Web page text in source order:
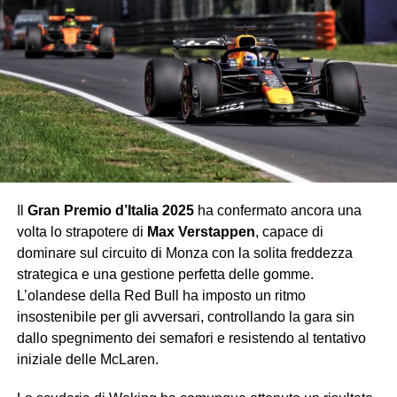
confermandosi una delle sorprese più luminose della
stagione. La sensazione è che il futuro della Formula 1
abbia già preso la residenza a Bologna.
Flop
Ferrari
Ogni anno Monza rappresenta il banco di prova più
atteso. Ogni anno la Ferrari arriva carica di sogni e
Leclerc ha chiuso quarto, vicino al podio ma lontano dalla
vittoria, mentre il weekend nel complesso ha confermato
che la Rossa, pur competitiva, fatica ancora a tenere il
passo di Red Bull e McLaren. I tifosi hanno applaudito,
ma lo hanno fatto più per amore che per reale
soddisfazione.
George Russell
Gran Premio d’Italia 2025ha confermato ancora una
volta lo strapotere di Max Verstappen, capace di
dominare sul circuito di Monza con la solita freddezza
strategica e una gestione perfetta delle gomme.
L’olandese della Red Bull ha imposto un ritmo
insostenibile per gli avversari, controllando la gara sin
dallo spegnimento dei semafori e resistendo al tentativo
iniziale delle McLaren.